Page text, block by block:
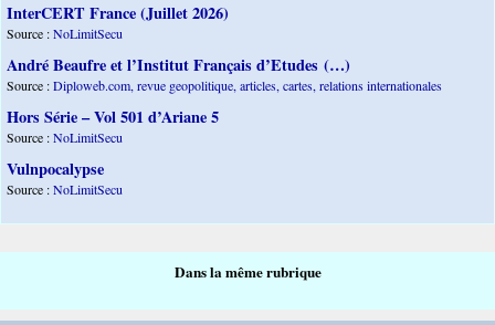
InterCERT France (Juillet 2026)
Source :NoLimitSecu
André Beaufre et l’Institut Français d’Etudes (…)
Source :Diploweb.com, revue geopolitique, articles, cartes, relations internationales
Hors Série – Vol 501 d’Ariane 5
Source :NoLimitSecu
Vulnpocalypse
Source :NoLimitSecu
Dans la même rubrique